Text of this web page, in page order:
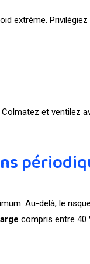
extrême. Privilégiez
et ventilez
Au-delà, le
compris entre 40